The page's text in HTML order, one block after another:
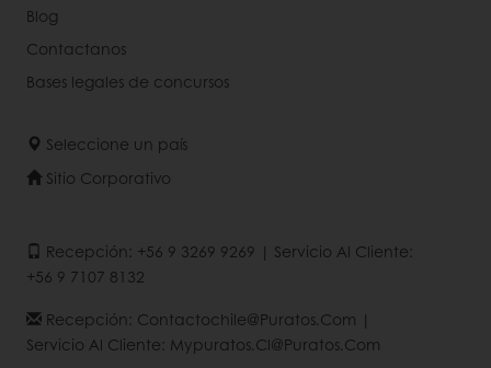
Blog
Contactanos
Bases legales de concursos
Seleccione un país
Sitio Corporativo
Recepción: +56 9 3269 9269 | Servicio Al Cliente:
+56 9 7107 8132
Recepción: Contactochile@puratos.com |
Servicio Al Cliente: Mypuratos.cl@puratos.com